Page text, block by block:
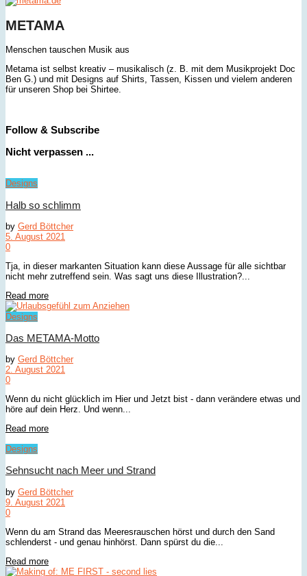
METAMA
Menschen tauschen Musik aus
Metama ist selbst kreativ – musikalisch (z. B. mit dem Musikprojekt Doc
Ben G.) und mit Designs auf Shirts, Tassen, Kissen und vielem anderen
für unseren Shop bei Shirtee.
Follow & Subscribe
Nicht verpassen ...
Designs
Halb so schlimm
by Gerd Böttcher
5. August 2021
0
Tja, in dieser markanten Situation kann diese Aussage für alle sichtbar
nicht mehr zutreffend sein. Was sagt uns diese Illustration?...
Read moreDetails
Designs
Das METAMA-Motto
by Gerd Böttcher
2. August 2021
0
Wenn du nicht glücklich im Hier und Jetzt bist - dann verändere etwas und
höre auf dein Herz. Und wenn...
Read moreDetails
Designs
Sehnsucht nach Meer und Strand
by Gerd Böttcher
9. August 2021
0
Wenn du am Strand das Meeresrauschen hörst und durch den Sand
schlenderst - und genau hinhörst. Dann spürst du die...
Read moreDetails